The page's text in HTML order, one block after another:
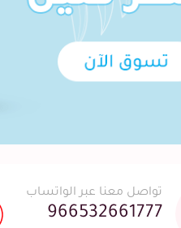
تواصل معنا عبر الواتساب
966532661777